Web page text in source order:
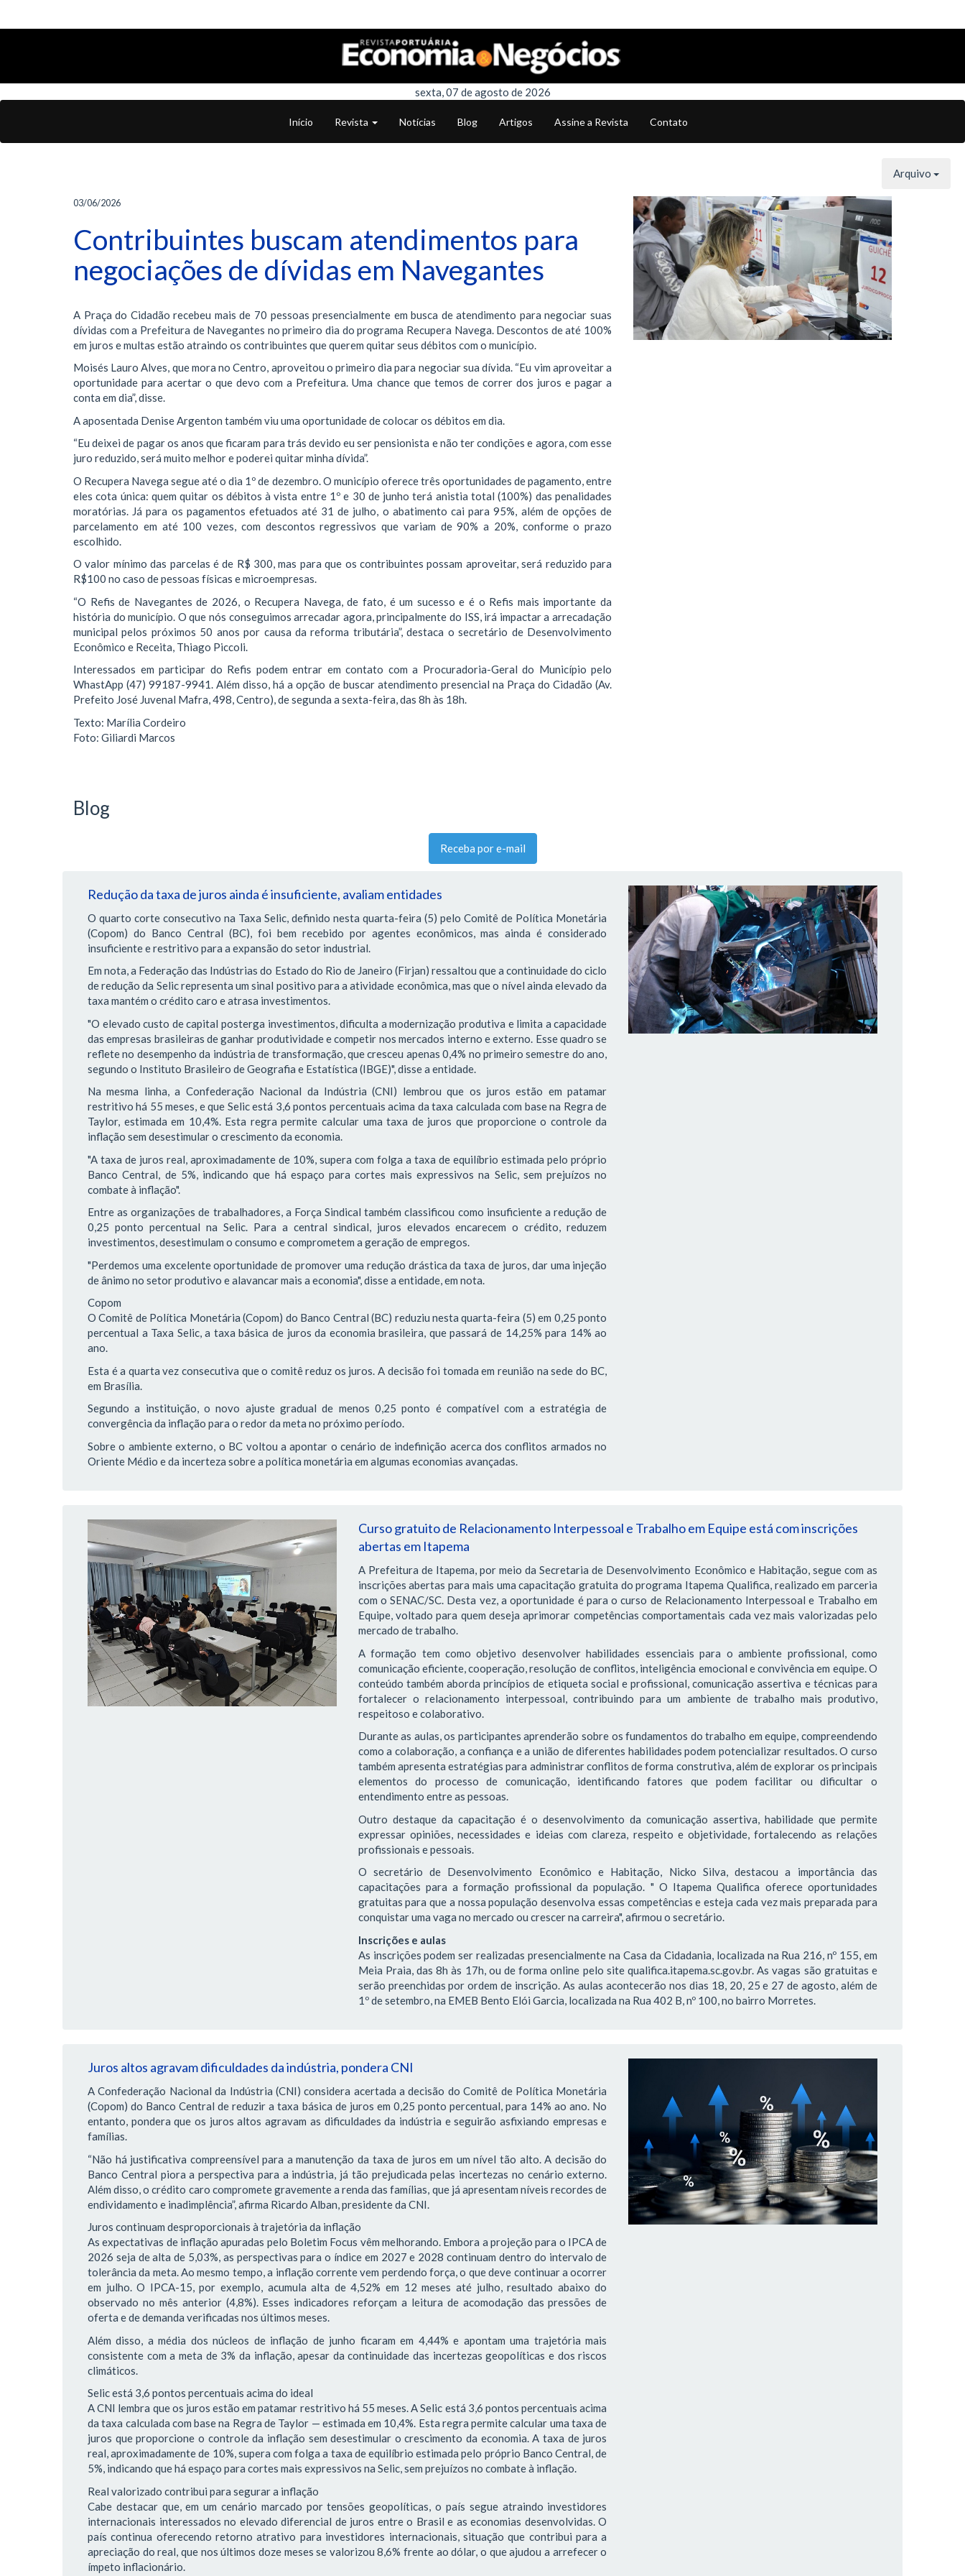
sexta, 07 de agosto de 2026
Início Revista Notícias Blog Artigos Assine a Revista Contato
Arquivo
03/06/2026
Contribuintes buscam atendimentos para
negociações de dívidas em Navegantes
A Praça do Cidadão recebeu mais de 70 pessoas presencialmente em busca de atendimento para negociar suas
dívidas com a Prefeitura de Navegantes no primeiro dia do programa Recupera Navega. Descontos de até 100%
em juros e multas estão atraindo os contribuintes que querem quitar seus débitos com o município.
Moisés Lauro Alves, que mora no Centro, aproveitou o primeiro dia para negociar sua dívida. “Eu vim aproveitar a
oportunidade para acertar o que devo com a Prefeitura. Uma chance que temos de correr dos juros e pagar a
conta em dia”, disse.
A aposentada Denise Argenton também viu uma oportunidade de colocar os débitos em dia.
“Eu deixei de pagar os anos que ficaram para trás devido eu ser pensionista e não ter condições e agora, com esse
juro reduzido, será muito melhor e poderei quitar minha dívida”.
O Recupera Navega segue até o dia 1º de dezembro. O município oferece três oportunidades de pagamento, entre
eles cota única: quem quitar os débitos à vista entre 1º e 30 de junho terá anistia total (100%) das penalidades
moratórias. Já para os pagamentos efetuados até 31 de julho, o abatimento cai para 95%, além de opções de
parcelamento em até 100 vezes, com descontos regressivos que variam de 90% a 20%, conforme o prazo
escolhido.
O valor mínimo das parcelas é de R$ 300, mas para que os contribuintes possam aproveitar, será reduzido para
R$100 no caso de pessoas físicas e microempresas.
“O Refis de Navegantes de 2026, o Recupera Navega, de fato, é um sucesso e é o Refis mais importante da
história do município. O que nós conseguimos arrecadar agora, principalmente do ISS, irá impactar a arrecadação
municipal pelos próximos 50 anos por causa da reforma tributária”, destaca o secretário de Desenvolvimento
Econômico e Receita, Thiago Piccoli.
Interessados em participar do Refis podem entrar em contato com a Procuradoria-Geral do Município pelo
WhastApp (47) 99187-9941. Além disso, há a opção de buscar atendimento presencial na Praça do Cidadão (Av.
Prefeito José Juvenal Mafra, 498, Centro), de segunda a sexta-feira, das 8h às 18h.
Texto: Marília Cordeiro
Foto: Giliardi Marcos
Blog
Receba por e-mail
Redução da taxa de juros ainda é insuficiente, avaliam entidades
O quarto corte consecutivo na Taxa Selic, definido nesta quarta-feira (5) pelo Comitê de Política Monetária
(Copom) do Banco Central (BC), foi bem recebido por agentes econômicos, mas ainda é considerado
insuficiente e restritivo para a expansão do setor industrial.
Em nota, a Federação das Indústrias do Estado do Rio de Janeiro (Firjan) ressaltou que a continuidade do ciclo
de redução da Selic representa um sinal positivo para a atividade econômica, mas que o nível ainda elevado da
taxa mantém o crédito caro e atrasa investimentos.
"O elevado custo de capital posterga investimentos, dificulta a modernização produtiva e limita a capacidade
das empresas brasileiras de ganhar produtividade e competir nos mercados interno e externo. Esse quadro se
reflete no desempenho da indústria de transformação, que cresceu apenas 0,4% no primeiro semestre do ano,
segundo o Instituto Brasileiro de Geografia e Estatística (IBGE)", disse a entidade.
Na mesma linha, a Confederação Nacional da Indústria (CNI) lembrou que os juros estão em patamar
restritivo há 55 meses, e que Selic está 3,6 pontos percentuais acima da taxa calculada com base na Regra de
Taylor, estimada em 10,4%. Esta regra permite calcular uma taxa de juros que proporcione o controle da
inflação sem desestimular o crescimento da economia.
"A taxa de juros real, aproximadamente de 10%, supera com folga a taxa de equilíbrio estimada pelo próprio
Banco Central, de 5%, indicando que há espaço para cortes mais expressivos na Selic, sem prejuízos no
combate à inflação".
Entre as organizações de trabalhadores, a Força Sindical também classificou como insuficiente a redução de
0,25 ponto percentual na Selic. Para a central sindical, juros elevados encarecem o crédito, reduzem
investimentos, desestimulam o consumo e comprometem a geração de empregos.
"Perdemos uma excelente oportunidade de promover uma redução drástica da taxa de juros, dar uma injeção
de ânimo no setor produtivo e alavancar mais a economia", disse a entidade, em nota.
Copom
O Comitê de Política Monetária (Copom) do Banco Central (BC) reduziu nesta quarta-feira (5) em 0,25 ponto
percentual a Taxa Selic, a taxa básica de juros da economia brasileira, que passará de 14,25% para 14% ao
ano.
Esta é a quarta vez consecutiva que o comitê reduz os juros. A decisão foi tomada em reunião na sede do BC,
em Brasília.
Segundo a instituição, o novo ajuste gradual de menos 0,25 ponto é compatível com a estratégia de
convergência da inflação para o redor da meta no próximo período.
Sobre o ambiente externo, o BC voltou a apontar o cenário de indefinição acerca dos conflitos armados no
Oriente Médio e da incerteza sobre a política monetária em algumas economias avançadas.
Curso gratuito de Relacionamento Interpessoal e Trabalho em Equipe está com inscrições
abertas em Itapema
A Prefeitura de Itapema, por meio da Secretaria de Desenvolvimento Econômico e Habitação, segue com as
inscrições abertas para mais uma capacitação gratuita do programa Itapema Qualifica, realizado em parceria
com o SENAC/SC. Desta vez, a oportunidade é para o curso de Relacionamento Interpessoal e Trabalho em
Equipe, voltado para quem deseja aprimorar competências comportamentais cada vez mais valorizadas pelo
mercado de trabalho.
A formação tem como objetivo desenvolver habilidades essenciais para o ambiente profissional, como
comunicação eficiente, cooperação, resolução de conflitos, inteligência emocional e convivência em equipe. O
conteúdo também aborda princípios de etiqueta social e profissional, comunicação assertiva e técnicas para
fortalecer o relacionamento interpessoal, contribuindo para um ambiente de trabalho mais produtivo,
respeitoso e colaborativo.
Durante as aulas, os participantes aprenderão sobre os fundamentos do trabalho em equipe, compreendendo
como a colaboração, a confiança e a união de diferentes habilidades podem potencializar resultados. O curso
também apresenta estratégias para administrar conflitos de forma construtiva, além de explorar os principais
elementos do processo de comunicação, identificando fatores que podem facilitar ou dificultar o
entendimento entre as pessoas.
Outro destaque da capacitação é o desenvolvimento da comunicação assertiva, habilidade que permite
expressar opiniões, necessidades e ideias com clareza, respeito e objetividade, fortalecendo as relações
profissionais e pessoais.
O secretário de Desenvolvimento Econômico e Habitação, Nicko Silva, destacou a importância das
capacitações para a formação profissional da população. " O Itapema Qualifica oferece oportunidades
gratuitas para que a nossa população desenvolva essas competências e esteja cada vez mais preparada para
conquistar uma vaga no mercado ou crescer na carreira", afirmou o secretário.
Inscrições e aulas
As inscrições podem ser realizadas presencialmente na Casa da Cidadania, localizada na Rua 216, nº 155, em
Meia Praia, das 8h às 17h, ou de forma online pelo site qualifica.itapema.sc.gov.br. As vagas são gratuitas e
serão preenchidas por ordem de inscrição. As aulas acontecerão nos dias 18, 20, 25 e 27 de agosto, além de
1º de setembro, na EMEB Bento Elói Garcia, localizada na Rua 402 B, nº 100, no bairro Morretes.
Juros altos agravam dificuldades da indústria, pondera CNI
A Confederação Nacional da Indústria (CNI) considera acertada a decisão do Comitê de Política Monetária
(Copom) do Banco Central de reduzir a taxa básica de juros em 0,25 ponto percentual, para 14% ao ano. No
entanto, pondera que os juros altos agravam as dificuldades da indústria e seguirão asfixiando empresas e
famílias.
“Não há justificativa compreensível para a manutenção da taxa de juros em um nível tão alto. A decisão do
Banco Central piora a perspectiva para a indústria, já tão prejudicada pelas incertezas no cenário externo.
Além disso, o crédito caro compromete gravemente a renda das famílias, que já apresentam níveis recordes de
endividamento e inadimplência”, afirma Ricardo Alban, presidente da CNI.
Juros continuam desproporcionais à trajetória da inflação
As expectativas de inflação apuradas pelo Boletim Focus vêm melhorando. Embora a projeção para o IPCA de
2026 seja de alta de 5,03%, as perspectivas para o índice em 2027 e 2028 continuam dentro do intervalo de
tolerância da meta. Ao mesmo tempo, a inflação corrente vem perdendo força, o que deve continuar a ocorrer
em julho. O IPCA-15, por exemplo, acumula alta de 4,52% em 12 meses até julho, resultado abaixo do
observado no mês anterior (4,8%). Esses indicadores reforçam a leitura de acomodação das pressões de
oferta e de demanda verificadas nos últimos meses.
Além disso, a média dos núcleos de inflação de junho ficaram em 4,44% e apontam uma trajetória mais
consistente com a meta de 3% da inflação, apesar da continuidade das incertezas geopolíticas e dos riscos
climáticos.
Selic está 3,6 pontos percentuais acima do ideal
A CNI lembra que os juros estão em patamar restritivo há 55 meses. A Selic está 3,6 pontos percentuais acima
da taxa calculada com base na Regra de Taylor — estimada em 10,4%. Esta regra permite calcular uma taxa de
juros que proporcione o controle da inflação sem desestimular o crescimento da economia. A taxa de juros
real, aproximadamente de 10%, supera com folga a taxa de equilíbrio estimada pelo próprio Banco Central, de
5%, indicando que há espaço para cortes mais expressivos na Selic, sem prejuízos no combate à inflação.
Real valorizado contribui para segurar a inflação
Cabe destacar que, em um cenário marcado por tensões geopolíticas, o país segue atraindo investidores
internacionais interessados no elevado diferencial de juros entre o Brasil e as economias desenvolvidas. O
país continua oferecendo retorno atrativo para investidores internacionais, situação que contribui para a
apreciação do real, que nos últimos doze meses se valorizou 8,6% frente ao dólar, o que ajudou a arrefecer o
ímpeto inflacionário.